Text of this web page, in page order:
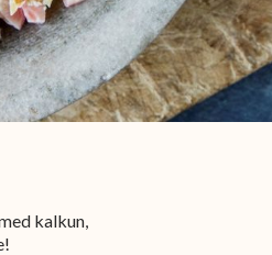
kalkun,